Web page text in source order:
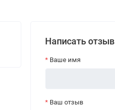
Написать отзыв
Ваше имя
Ваш отзыв